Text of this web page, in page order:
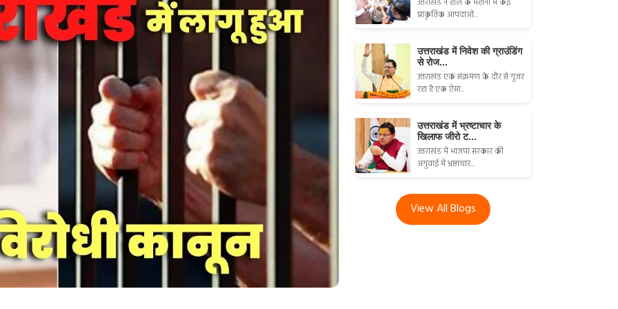
उत्तराखंड ने हाल के महीनों में कई
प्राकृतिक आपदाओं...
उत्तराखंड में निवेश की ग्राउंडिंग
से रोज...
उत्तराखंड एक संक्रमण के दौर से गुजर
रहा है एक ऐसा...
उत्तराखंड में भ्रष्टाचार के
खिलाफ जीरो ट...
उत्तराखंड में भाजपा सरकार की
अगुवाई में भ्रष्टाचार...
View All Blogs